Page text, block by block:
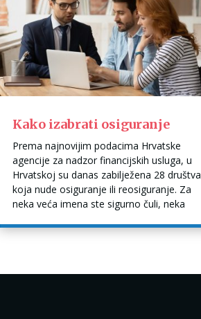
Kako izabrati osiguranje
Prema najnovijim podacima Hrvatske
agencije za nadzor financijskih usluga, u
Hrvatskoj su danas zabilježena 28 društva
koja nude osiguranje ili reosiguranje. Za
neka veća imena ste sigurno čuli, neka